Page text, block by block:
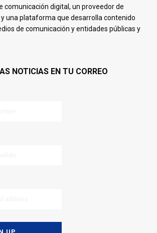
comunicación digital, un proveedor de
una plataforma que desarrolla contenido
de comunicación y entidades públicas y
NOTICIAS EN TU CORREO